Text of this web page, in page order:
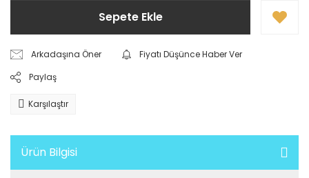
Sepete Ekle
Arkadaşına Öner
Fiyatı Düşünce Haber Ver
Paylaş
Karşılaştır
Ürün Bilgisi